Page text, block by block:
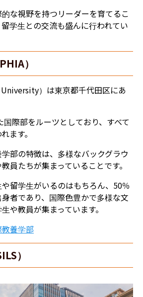
な視野を持つリーダーを育てるこ
学生との交流も盛んに行われてい
）
）は東京都千代田区にあ
際部をルーツとしており、すべて
ます。
部の特徴は、多様なバックグラウ
員たちが集まっていることです。
留学生がいるのはもちろん、50％
者であり、国際色豊かで多様な文
や教員が集まっています。
養学部
）